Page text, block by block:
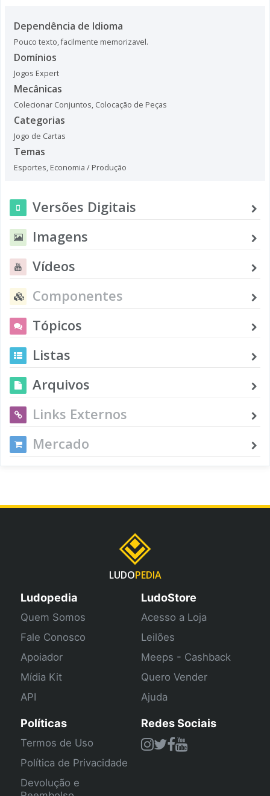
Dependência de Idioma
Pouco texto, facilmente memorizavel.
Domínios
Jogos Expert
Mecânicas
Colecionar Conjuntos, Colocação de Peças
Categorias
Jogo de Cartas
Temas
Esportes, Economia / Produção
Versões Digitais
Imagens
Vídeos
Componentes
Tópicos
Listas
Arquivos
Links Externos
Mercado
LUDOPEDIA
Ludopedia
Quem Somos
Fale Conosco
Apoiador
Mídia Kit
API
LudoStore
Acesso a Loja
Leilões
Meeps - Cashback
Quero Vender
Ajuda
Políticas
Termos de Uso
Política de Privacidade
Devolução e
Redes Sociais